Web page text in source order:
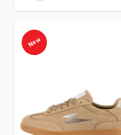
New